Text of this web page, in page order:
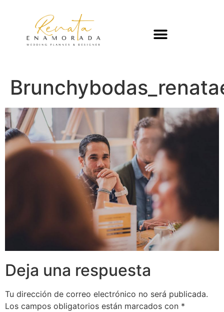
Deja una respuesta
Tu dirección de correo electrónico no será publicada.
Los campos obligatorios están marcados con *